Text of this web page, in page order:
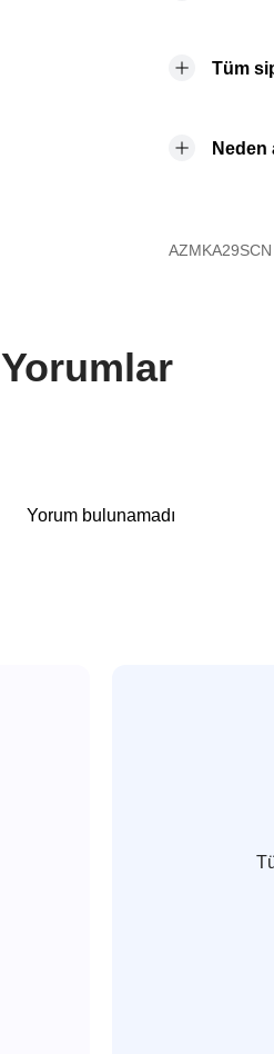
Tüm
AZMKA29SCN
Yorumlar
Yorum bulunamadı